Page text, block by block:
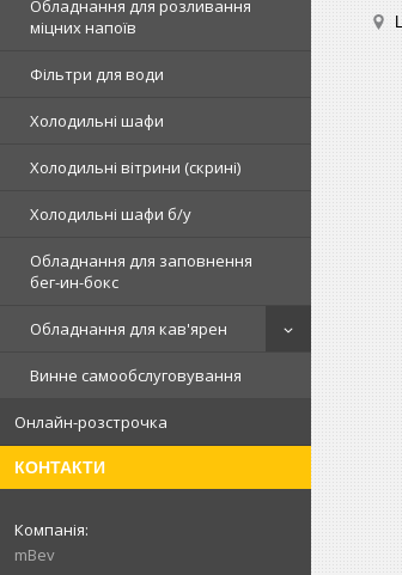
Обладнання для розливання
міцних напоїв
Фільтри для води
Холодильні шафи
Холодильні вітрини (скрині)
Холодильні шафи б/у
Обладнання для заповнення
бег-ин-бокс
Обладнання для кав'ярен
Винне самообслуговування
Онлайн-розстрочка
КОНТАКТИ
mBev